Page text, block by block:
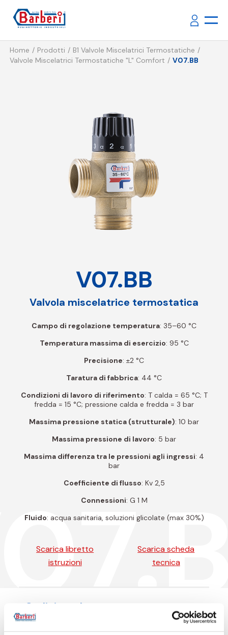
Home Prodotti
B1 Valvole Miscelatrici Termostatiche
Valvole Miscelatrici Termostatiche "L" Comfort
V07.BB
V07.BB
Valvola miscelatrice termostatica
Campo di regolazione temperatura: 35–60 °C
Temperatura massima di esercizio: 95 °C
Precisione: ±2 °C
Taratura di fabbrica: 44 °C
Condizioni di lavoro di riferimento: T calda = 65 °C; T
fredda = 15 °C; pressione calda e fredda = 3 bar
Massima pressione statica (strutturale): 10 bar
Massima pressione di lavoro: 5 bar
Massima differenza tra le pressioni agli ingressi: 4
bar
Coefficiente di flusso: Kv 2,5
Connessioni: G 1 M
Fluido: acqua sanitaria, soluzioni glicolate (max 30%)
Scarica libretto
istruzioni
Scarica scheda
tecnica
Codici prodotto